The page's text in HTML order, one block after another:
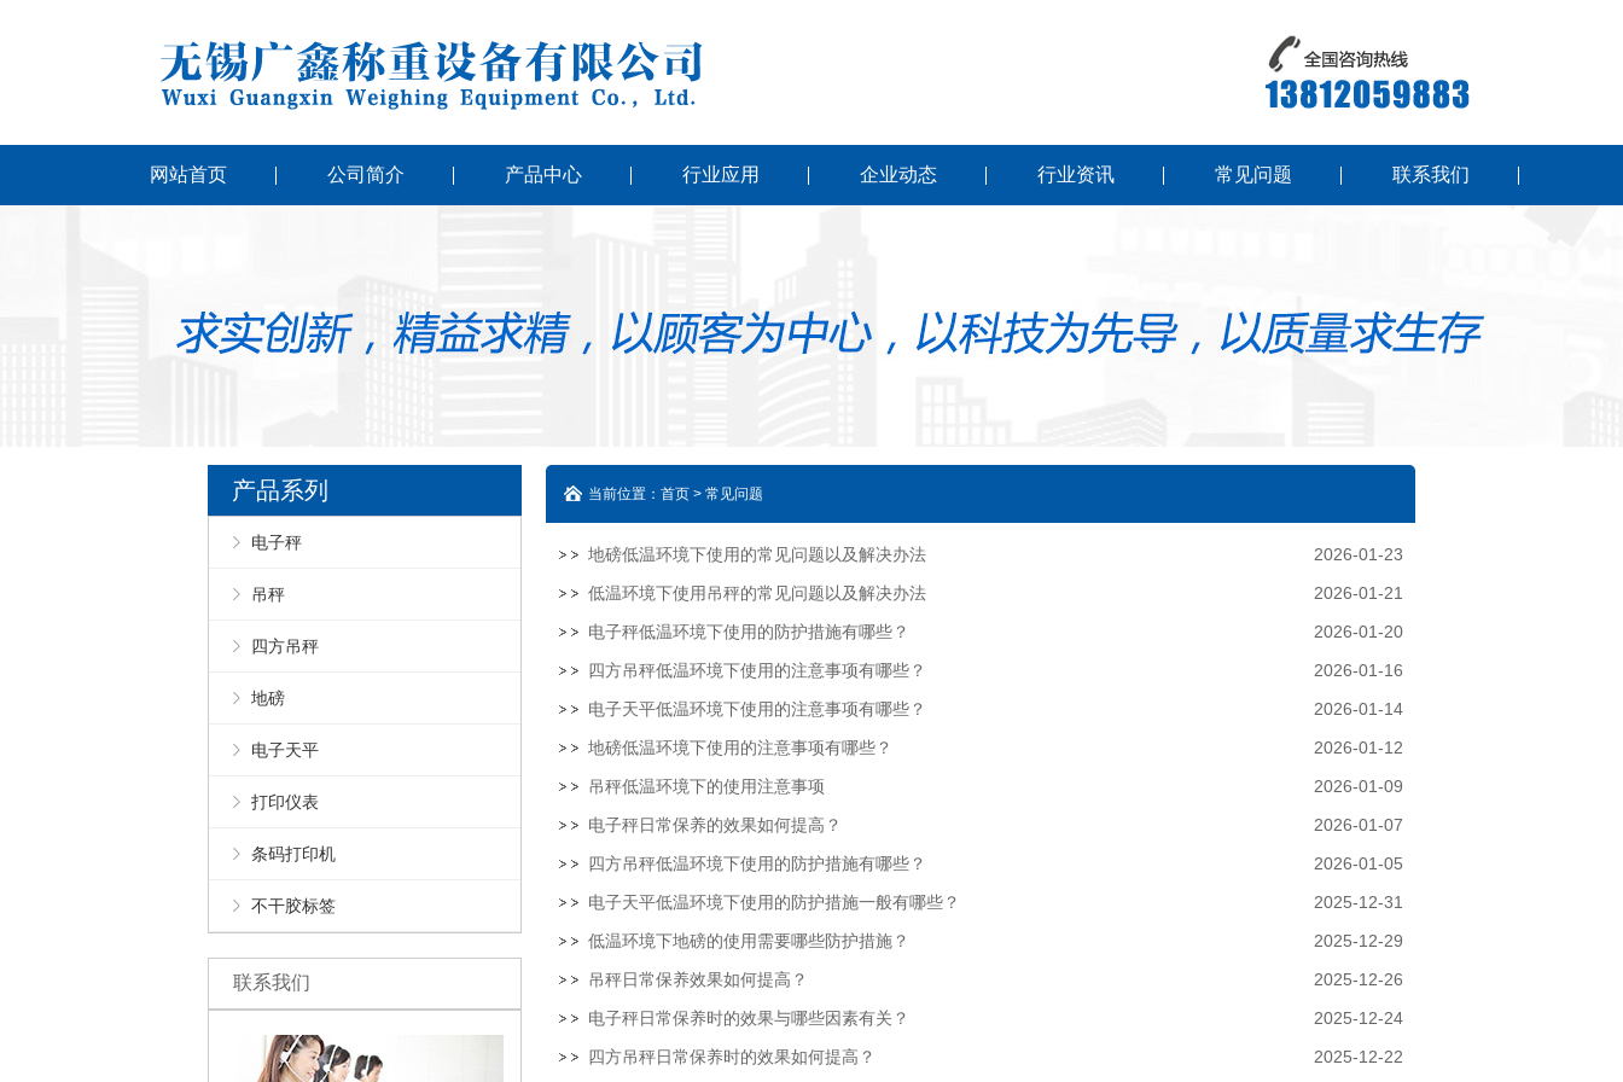
网站首页 公司简介 产品中心 行业应用 企业动态 行业资讯 常见问题 联系我们
产品系列
电子秤
吊秤
四方吊秤
地磅
电子天平
打印仪表
条码打印机
不干胶标签
联系我们
当前位置：首页 > 常见问题
地磅低温环境下使用的常见问题以及解决办法
2026-01-23
低温环境下使用吊秤的常见问题以及解决办法
2026-01-21
电子秤低温环境下使用的防护措施有哪些？
2026-01-20
四方吊秤低温环境下使用的注意事项有哪些？
2026-01-16
电子天平低温环境下使用的注意事项有哪些？
2026-01-14
地磅低温环境下使用的注意事项有哪些？
2026-01-12
吊秤低温环境下的使用注意事项
2026-01-09
电子秤日常保养的效果如何提高？
2026-01-07
四方吊秤低温环境下使用的防护措施有哪些？
2026-01-05
电子天平低温环境下使用的防护措施一般有哪些？
2025-12-31
低温环境下地磅的使用需要哪些防护措施？
2025-12-29
吊秤日常保养效果如何提高？
2025-12-26
电子秤日常保养时的效果与哪些因素有关？
2025-12-24
四方吊秤日常保养时的效果如何提高？
2025-12-22